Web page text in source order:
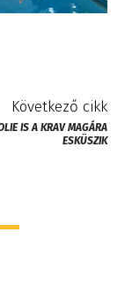
Következő cikk
IS A KRAV MAGÁRA
ESKÜSZIK